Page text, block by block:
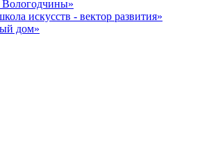
Вологодчины»
искусств - вектор развития»
дом»